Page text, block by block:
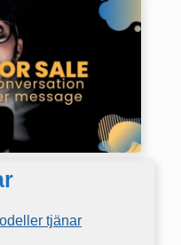
tjänar